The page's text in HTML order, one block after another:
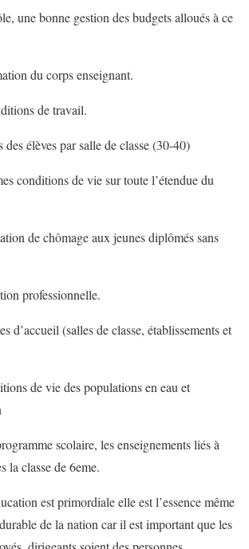
une bonne gestion des budgets alloués à ce
du corps enseignant.
de travail.
élèves par salle de classe (30-40)
conditions de vie sur toute l’étendue du
de chômage aux jeunes diplômés sans
professionnelle.
d’accueil (salles de classe, établissements et
de vie des populations en eau et
scolaire, les enseignements liés à
la classe de 6eme.
est primordiale elle est l’essence même
de la nation car il est important que les